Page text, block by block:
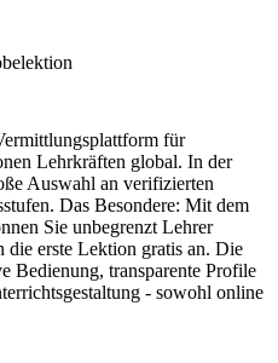
für
Lehrkräften global. In der
Auswahl an verifizierten
Das Besondere: Mit dem
Sie unbegrenzt Lehrer
die erste Lektion gratis an. Die
Bedienung, transparente Profile
- sowohl online